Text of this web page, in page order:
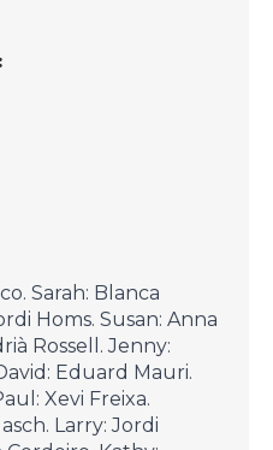
Sarah: Blanca
Homs. Susan: Anna
Rossell. Jenny:
Eduard Mauri.
Xevi Freixa.
Larry: Jordi